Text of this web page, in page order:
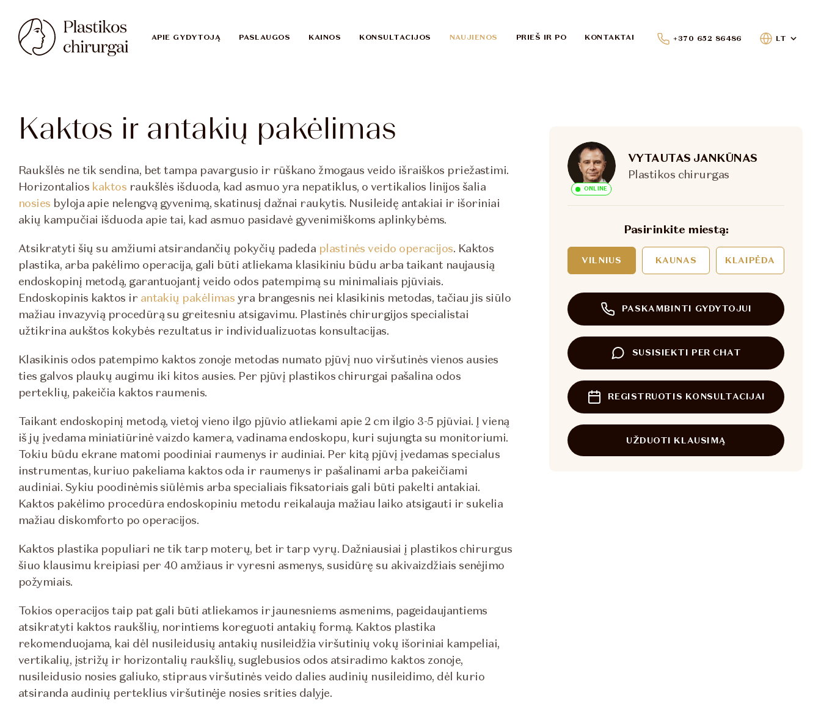
APIE GYDYTOJĄ PASLAUGOS KAINOS KONSULTACIJOS NAUJIENOS PRIEŠ IR PO KONTAKTAI +370 652 86486 LT
Kaktos ir antakių pakėlimas
Raukšlės ne tik sendina, bet tampa pavargusio ir rūškano žmogaus veido išraiškos priežastimi.
Horizontalios kaktos raukšlės išduoda, kad asmuo yra nepatiklus, o vertikalios linijos šalia
nosies byloja apie nelengvą gyvenimą, skatinusį dažnai raukytis. Nusileidę antakiai ir išoriniai
akių kampučiai išduoda apie tai, kad asmuo pasidavė gyvenimiškoms aplinkybėms.
Atsikratyti šių su amžiumi atsirandančių pokyčių padeda plastinės veido operacijos. Kaktos
plastika, arba pakėlimo operacija, gali būti atliekama klasikiniu būdu arba taikant naujausią
endoskopinį metodą, garantuojantį veido odos patempimą su minimaliais pjūviais.
Endoskopinis kaktos ir antakių pakėlimas yra brangesnis nei klasikinis metodas, tačiau jis siūlo
mažiau invazyvią procedūrą su greitesniu atsigavimu. Plastinės chirurgijos specialistai
užtikrina aukštos kokybės rezultatus ir individualizuotas konsultacijas.
Klasikinis odos patempimo kaktos zonoje metodas numato pjūvį nuo viršutinės vienos ausies
ties galvos plaukų augimu iki kitos ausies. Per pjūvį plastikos chirurgai pašalina odos
perteklių, pakeičia kaktos raumenis.
Taikant endoskopinį metodą, vietoj vieno ilgo pjūvio atliekami apie 2 cm ilgio 3-5 pjūviai. Į vieną
iš jų įvedama miniatiūrinė vaizdo kamera, vadinama endoskopu, kuri sujungta su monitoriumi.
Tokiu būdu ekrane matomi poodiniai raumenys ir audiniai. Per kitą pjūvį įvedamas specialus
instrumentas, kuriuo pakeliama kaktos oda ir raumenys ir pašalinami arba pakeičiami
audiniai. Sykiu poodinėmis siūlėmis arba specialiais fiksatoriais gali būti pakelti antakiai.
Kaktos pakėlimo procedūra endoskopiniu metodu reikalauja mažiau laiko atsigauti ir sukelia
mažiau diskomforto po operacijos.
Kaktos plastika populiari ne tik tarp moterų, bet ir tarp vyrų. Dažniausiai į plastikos chirurgus
šiuo klausimu kreipiasi per 40 amžiaus ir vyresni asmenys, susidūrę su akivaizdžiais senėjimo
požymiais.
Tokios operacijos taip pat gali būti atliekamos ir jaunesniems asmenims, pageidaujantiems
atsikratyti kaktos raukšlių, norintiems koreguoti antakių formą. Kaktos plastika
rekomenduojama, kai dėl nusileidusių antakių nusileidžia viršutinių vokų išoriniai kampeliai,
vertikalių, įstrižų ir horizontalių raukšlių, suglebusios odos atsiradimo kaktos zonoje,
nusileidusio nosies galiuko, stipraus viršutinės veido dalies audinių nusileidimo, dėl kurio
atsiranda audinių perteklius viršutinėje nosies srities dalyje.
ONLINE
VYTAUTAS JANKŪNAS
Plastikos chirurgas
Pasirinkite miestą:
VILNIUS KAUNAS KLAIPĖDA
PASKAMBINTI GYDYTOJUI
SUSISIEKTI PER CHAT
REGISTRUOTIS KONSULTACIJAI
UŽDUOTI KLAUSIMĄ